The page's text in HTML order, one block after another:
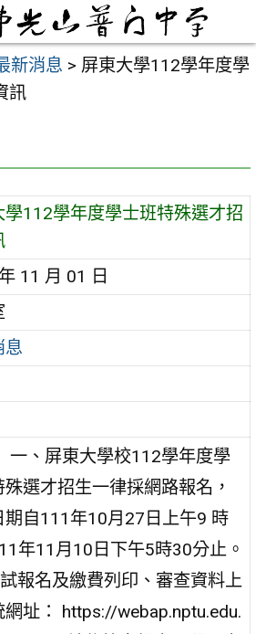
新消息 > 屏東大學112學年度學
訊
學112學年度學士班特殊選才招
11 月 01 日
息
一、屏東大學校112學年度學
殊選才招生一律採網路報名，
期自111年10月27日上午9 時
年11月10日下午5時30分止。
報名及繳費列印、審查資料上
網址： https://webap.nptu.edu.